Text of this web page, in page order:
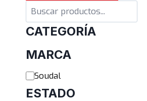
Buscar
CATEGORÍA
MARCA
Marca
Soudal
ESTADO